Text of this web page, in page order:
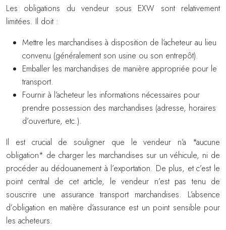
Les obligations du vendeur sous EXW sont relativement
limitées. Il doit :
Mettre les marchandises à disposition de l’acheteur au lieu
convenu (généralement son usine ou son entrepôt).
Emballer les marchandises de manière appropriée pour le
transport.
Fournir à l’acheteur les informations nécessaires pour
prendre possession des marchandises (adresse, horaires
d’ouverture, etc.).
Il est crucial de souligner que le vendeur n’a *aucune
obligation* de charger les marchandises sur un véhicule, ni de
procéder au dédouanement à l’exportation. De plus, et c’est le
point central de cet article, le vendeur n’est pas tenu de
souscrire une assurance transport marchandises. L’absence
d’obligation en matière d’assurance est un point sensible pour
les acheteurs.